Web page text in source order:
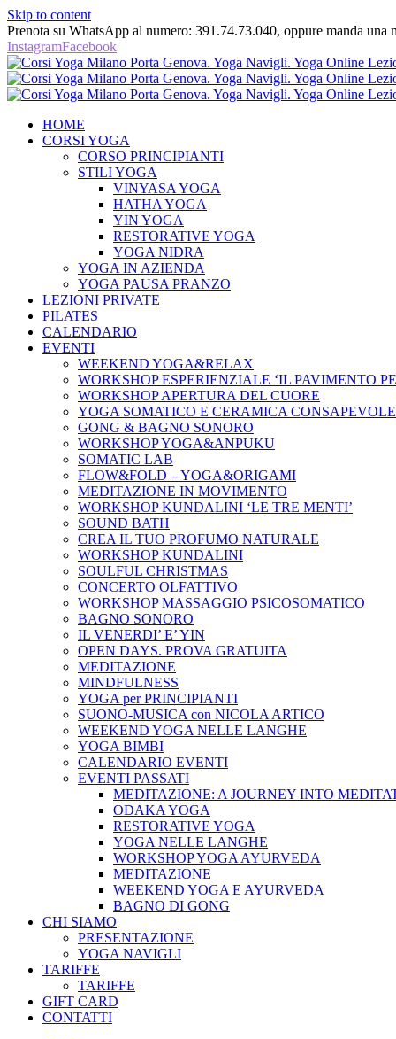
Skip to content
Prenota su WhatsApp al numero: 391.74.73.040, oppure manda una
InstagramFacebook
HOME
CORSI YOGA
CORSO PRINCIPIANTI
STILI YOGA
VINYASA YOGA
HATHA YOGA
YIN YOGA
RESTORATIVE YOGA
YOGA NIDRA
YOGA IN AZIENDA
YOGA PAUSA PRANZO
LEZIONI PRIVATE
PILATES
CALENDARIO
EVENTI
WEEKEND YOGA&RELAX
WORKSHOP ESPERIENZIALE ‘IL PAVIMENTO
WORKSHOP APERTURA DEL CUORE
YOGA SOMATICO E CERAMICA CONSAPEVOLE
GONG & BAGNO SONORO
WORKSHOP YOGA&ANPUKU
SOMATIC LAB
FLOW&FOLD – YOGA&ORIGAMI
MEDITAZIONE IN MOVIMENTO
WORKSHOP KUNDALINI ‘LE TRE MENTI’
SOUND BATH
CREA IL TUO PROFUMO NATURALE
WORKSHOP KUNDALINI
SOULFUL CHRISTMAS
CONCERTO OLFATTIVO
WORKSHOP MASSAGGIO PSICOSOMATICO
BAGNO SONORO
IL VENERDI’ E’ YIN
OPEN DAYS. PROVA GRATUITA
MEDITAZIONE
MINDFULNESS
YOGA per PRINCIPIANTI
SUONO-MUSICA con NICOLA ARTICO
WEEKEND YOGA NELLE LANGHE
YOGA BIMBI
CALENDARIO EVENTI
EVENTI PASSATI
MEDITAZIONE: A JOURNEY INTO
ODAKA YOGA
RESTORATIVE YOGA
YOGA NELLE LANGHE
WORKSHOP YOGA AYURVEDA
MEDITAZIONE
WEEKEND YOGA E AYURVEDA
BAGNO DI GONG
CHI SIAMO
PRESENTAZIONE
YOGA NAVIGLI
TARIFFE
TARIFFE
GIFT CARD
CONTATTI